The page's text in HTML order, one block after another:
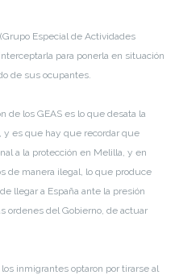
Especial de Actividades
para ponerla en situación
de sus ocupantes.
de los GEAS es lo que desata la
y es que hay que recordar que
a la protección en Melilla, y en
de manera ilegal, lo que produce
llegar a España ante la presión
ordenes del Gobierno, de actuar
inmigrantes optaron por tirarse al